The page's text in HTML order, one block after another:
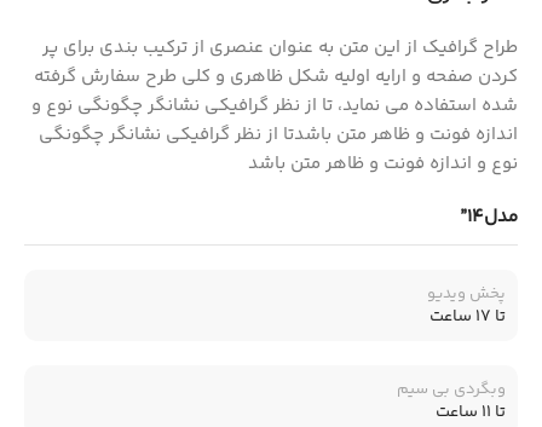
طراح گرافیک از این متن به عنوان عنصری از ترکیب بندی برای پر
کردن صفحه و ارایه اولیه شکل ظاهری و کلی طرح سفارش گرفته
شده استفاده می نماید، تا از نظر گرافیکی نشانگر چگونگی نوع و
اندازه فونت و ظاهر متن باشدتا از نظر گرافیکی نشانگر چگونگی
نوع و اندازه فونت و ظاهر متن باشد
مدل14”
پخش ویدیو
تا 17 ساعت
وبگردی بی سیم
تا 11 ساعت